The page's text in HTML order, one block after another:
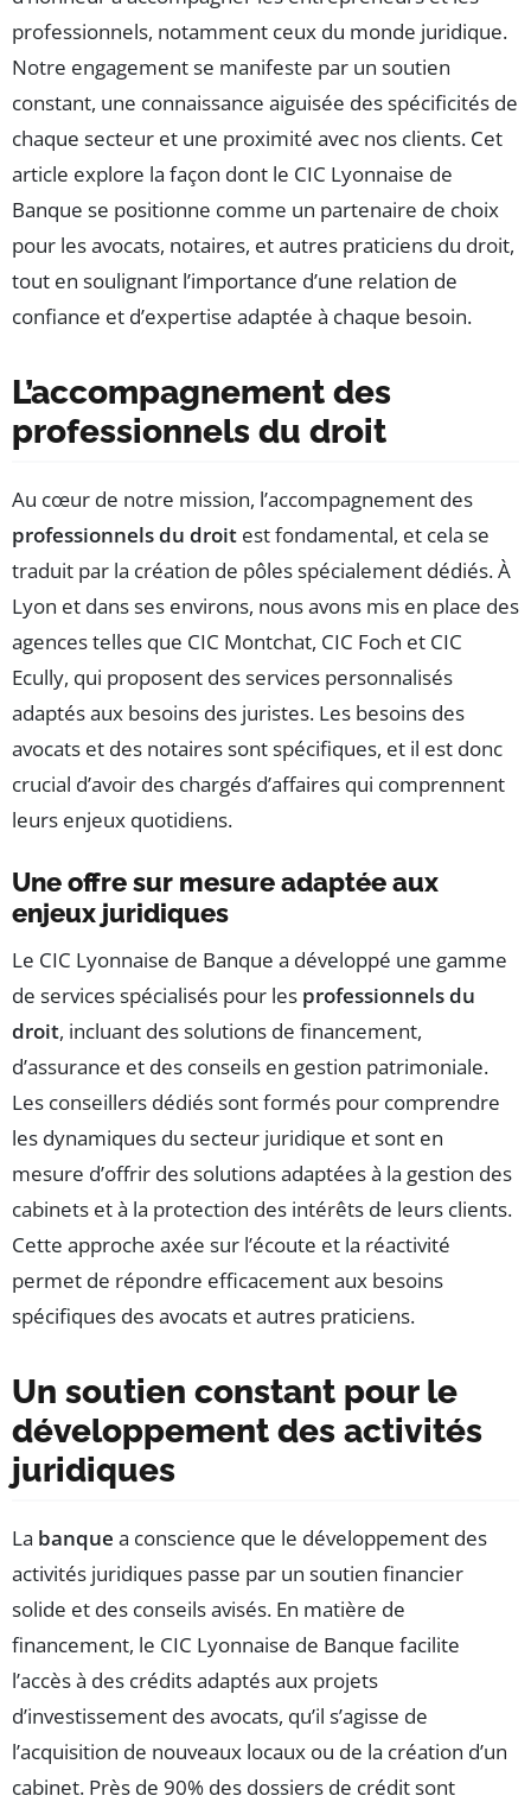
professionnels, notamment ceux du monde juridique.
Notre engagement se manifeste par un soutien
constant, une connaissance aiguisée des spécificités de
chaque secteur et une proximité avec nos clients. Cet
article explore la façon dont le CIC Lyonnaise de
Banque se positionne comme un partenaire de choix
pour les avocats, notaires, et autres praticiens du droit,
tout en soulignant l’importance d’une relation de
confiance et d’expertise adaptée à chaque besoin.
L’accompagnement des
professionnels du droit
Au cœur de notre mission, l’accompagnement des
professionnels du droit est fondamental, et cela se
traduit par la création de pôles spécialement dédiés. À
Lyon et dans ses environs, nous avons mis en place des
agences telles que CIC Montchat, CIC Foch et CIC
Ecully, qui proposent des services personnalisés
adaptés aux besoins des juristes. Les besoins des
avocats et des notaires sont spécifiques, et il est donc
crucial d’avoir des chargés d’affaires qui comprennent
leurs enjeux quotidiens.
Une offre sur mesure adaptée aux
enjeux juridiques
Le CIC Lyonnaise de Banque a développé une gamme
de services spécialisés pour les professionnels du
droit, incluant des solutions de financement,
d’assurance et des conseils en gestion patrimoniale.
Les conseillers dédiés sont formés pour comprendre
les dynamiques du secteur juridique et sont en
mesure d’offrir des solutions adaptées à la gestion des
cabinets et à la protection des intérêts de leurs clients.
Cette approche axée sur l’écoute et la réactivité
permet de répondre efficacement aux besoins
spécifiques des avocats et autres praticiens.
Un soutien constant pour le
développement des activités
juridiques
La banque a conscience que le développement des
activités juridiques passe par un soutien financier
solide et des conseils avisés. En matière de
financement, le CIC Lyonnaise de Banque facilite
l’accès à des crédits adaptés aux projets
d’investissement des avocats, qu’il s’agisse de
l’acquisition de nouveaux locaux ou de la création d’un
cabinet. Près de 90% des dossiers de crédit sont